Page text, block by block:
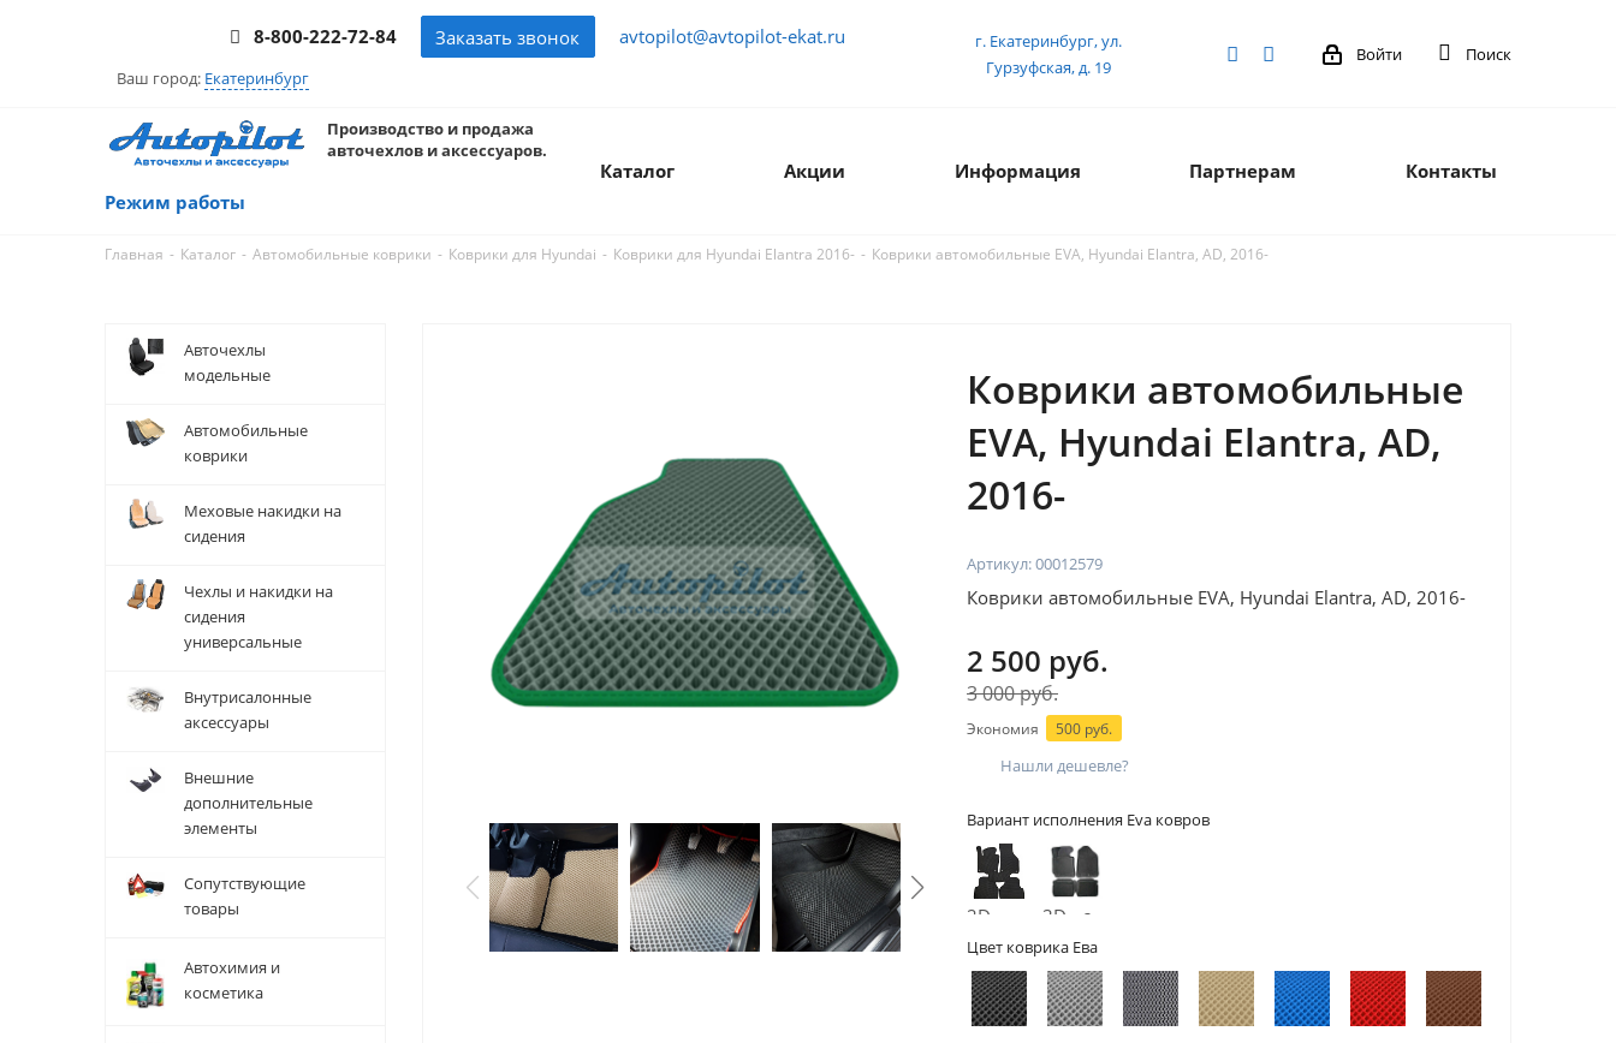
8-800-222-72-84 Заказать звонок avtopilot@avtopilot-ekat.ru
Ваш город: Екатеринбург
г. Екатеринбург, ул.
Гурзуфская, д. 19
Войти Поиск
Производство и продажа
авточехлов и аксессуаров.
Режим работы
Каталог Акции Информация Партнерам Контакты
Главная - Каталог - Автомобильные коврики - Коврики для Hyundai - Коврики для Hyundai Elantra 2016- - Коврики автомобильные EVA, Hyundai Elantra, AD, 2016-
Авточехлы
модельные
Автомобильные
коврики
Меховые накидки на
сидения
Чехлы и накидки на
сидения
универсальные
Внутрисалонные
аксессуары
Внешние
дополнительные
элементы
Сопутствующие
товары
Автохимия и
косметика
Коврики автомобильные
EVA, Hyundai Elantra, AD,
2016-
Артикул:00012579
Коврики автомобильные EVA, Hyundai Elantra, AD, 2016-
2 500 руб.
3 000 руб.
Экономия 500 руб.
Нашли дешевле?
Вариант исполнения Eva ковров
2D -
без
бортов
3D - с
бортами
Цвет коврика Ева